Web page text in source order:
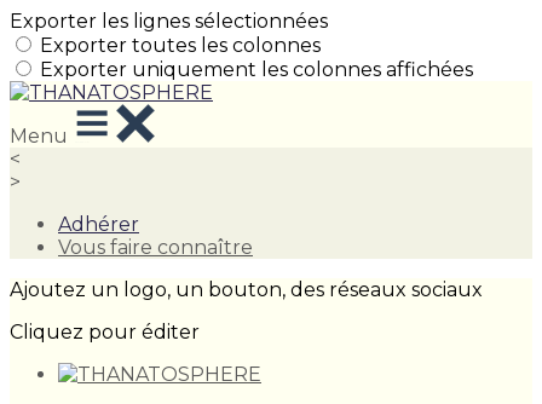
Exporter les lignes sélectionnées
Exporter toutes les colonnes
Exporter uniquement les colonnes affichées
Menu
<
>
Adhérer
Vous faire connaître
Ajoutez un logo, un bouton, des réseaux sociaux
Cliquez pour éditer